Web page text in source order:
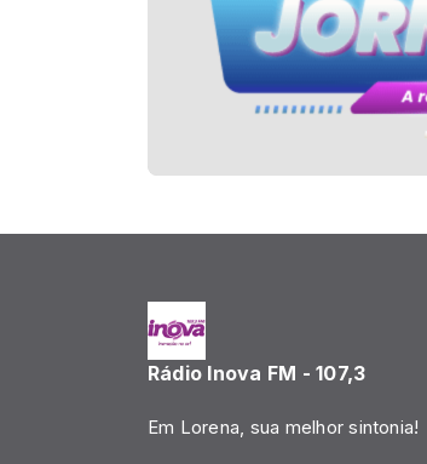
Rádio Inova FM - 107,3
Em Lorena, sua melhor sintonia!